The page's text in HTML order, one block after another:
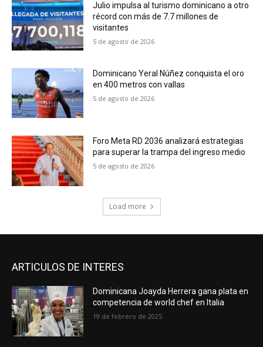
Julio impulsa al turismo dominicano a otro
récord con más de 7.7 millones de
visitantes
5 de agosto de 2026
Dominicano Yeral Núñez conquista el oro
en 400 metros con vallas
5 de agosto de 2026
Foro Meta RD 2036 analizará estrategias
para superar la trampa del ingreso medio
5 de agosto de 2026
Load more
ARTICULOS DE INTERES
Dominicana Joayda Herrera gana plata en
competencia de world chef en Italia
19 de febrero de 2025